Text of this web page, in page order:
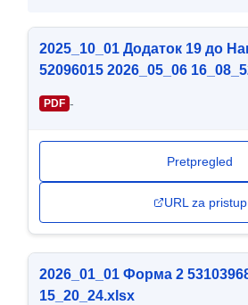
2025_10_01 Додаток 19 до
52096015 2026_05_06
PDF -
Pretpregled
URL za pristup
2026_01_01 Форма 2
15_20_24.xlsx